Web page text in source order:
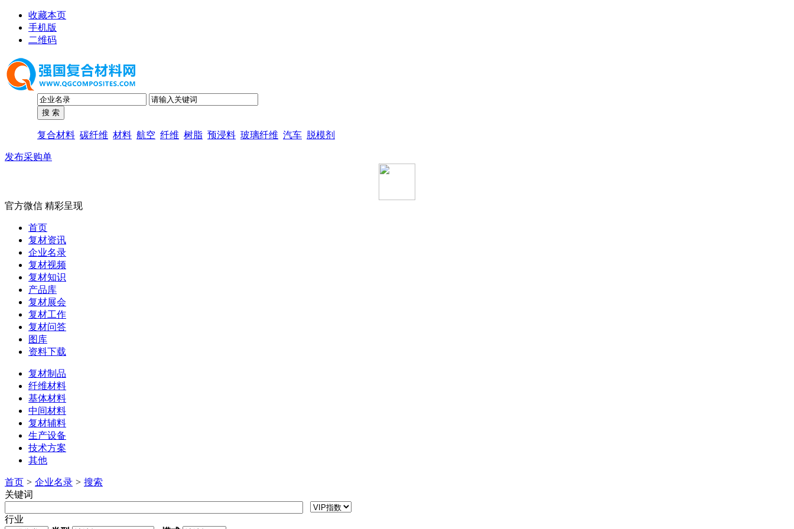
收藏本页
手机版
二维码
复合材料 碳纤维 材料 航空 纤维 树脂 预浸料 玻璃纤维 汽车 脱模剂
发布采购单
官方微信 精彩呈现
首页
复材资讯
企业名录
复材视频
复材知识
产品库
复材展会
复材工作
复材问答
图库
资料下载
复材制品
纤维材料
基体材料
中间材料
复材辅料
生产设备
技术方案
其他
首页 > 企业名录 > 搜索
关键词
行业